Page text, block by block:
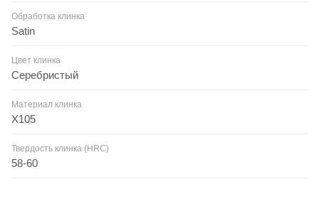
Обработка клинка
Satin
Цвет клинка
Серебристый
Материал клинка
X105
Твердость клинка (HRC)
58-60